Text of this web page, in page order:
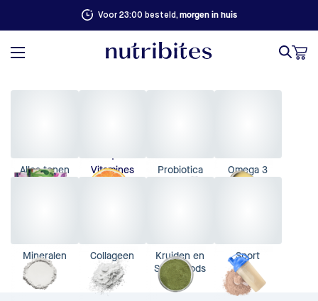
100% succesgarantie. Niet goed, geld terug
Alles tonen Vitamines Probiotica Omega 3
Mineralen Collageen
Kruiden en
Superfoods
Sport